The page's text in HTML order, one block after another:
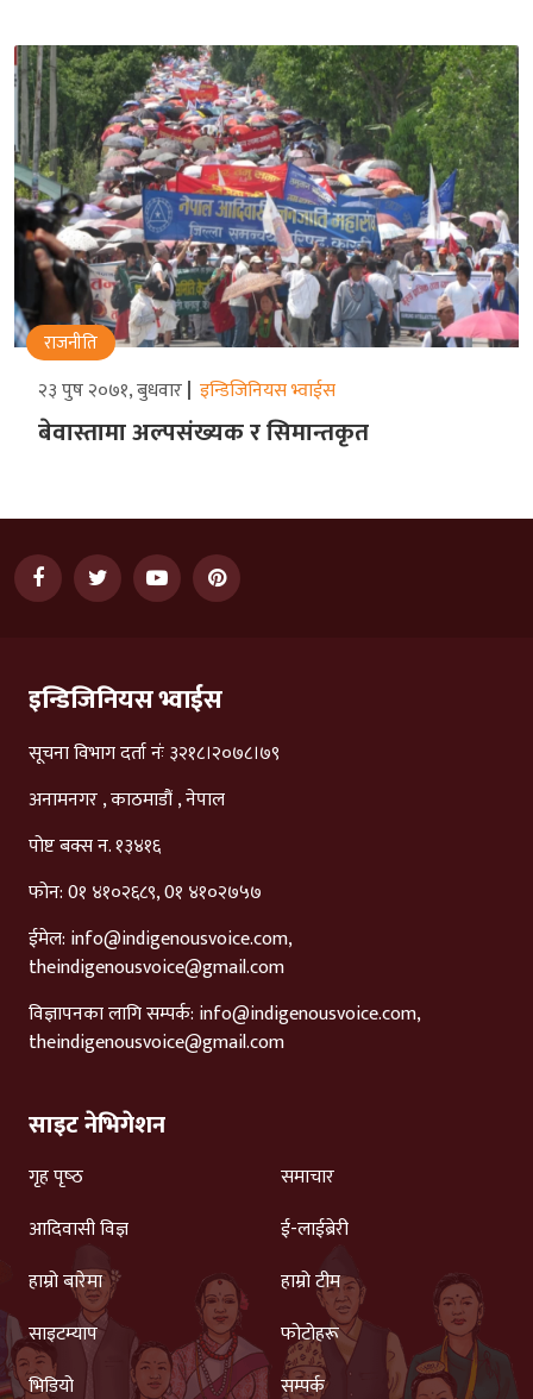
राजनीति
२३ पुष २०७१, बुधवार इन्डिजिनियस भ्वाईस
बेवास्तामा अल्पसंख्यक र सिमान्तकृत
इन्डिजिनियस भ्वाईस
सूचना विभाग दर्ता नंः ३२१८।२०७८।७९
अनामनगर , काठमाडौं , नेपाल
पोष्ट बक्स न. १३४१६
फोन: 0१ ४१०२६८९, 0१ ४१०२७५७
ईमेल: info@indigenousvoice.com,
theindigenousvoice@gmail.com
विज्ञापनका लागि सम्पर्क: info@indigenousvoice.com,
theindigenousvoice@gmail.com
साइट नेभिगेशन
गृह पृष्‍ठ
समाचार
आदिवासी विज्ञ
ई-लाईब्रेरी
हाम्रो बारेमा
हाम्रो टीम
साइटम्याप
फोटोहरू
भिडियो
सम्पर्क